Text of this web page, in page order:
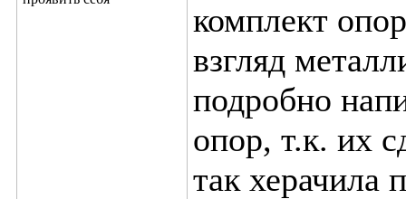
комплект
взгляд
подробно
опор, т.к. их
так херачила